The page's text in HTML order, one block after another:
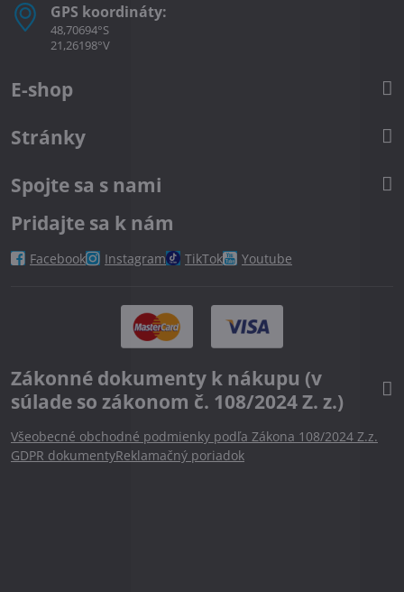
GPS koordináty:
48,70694°S
21,26198°V
E-shop
Stránky
Spojte sa s nami
Pridajte sa k nám
Facebook Instagram TikTok Youtube
Zákonné dokumenty k nákupu (v
súlade so zákonom č. 108/2024 Z. z.)
Všeobecné obchodné podmienky podľa Zákona 108/2024 Z.z.
GDPR dokumentyReklamačný poriadok